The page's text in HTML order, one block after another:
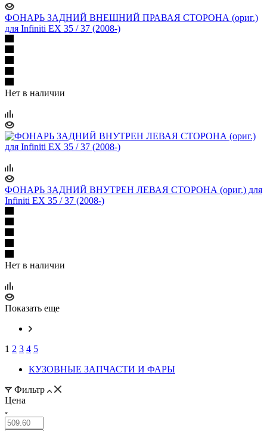
ФОНАРЬ ЗАДНИЙ ВНЕШНИЙ ПРАВАЯ СТОРОНА (ориг.)
для Infiniti EX 35 / 37 (2008-)
Нет в наличии
ФОНАРЬ ЗАДНИЙ ВНУТРЕН ЛЕВАЯ СТОРОНА (ориг.) для
Infiniti EX 35 / 37 (2008-)
Нет в наличии
Показать еще
1 2 3 4 5
КУЗОВНЫЕ ЗАПЧАСТИ И ФАРЫ
Фильтр
Цена